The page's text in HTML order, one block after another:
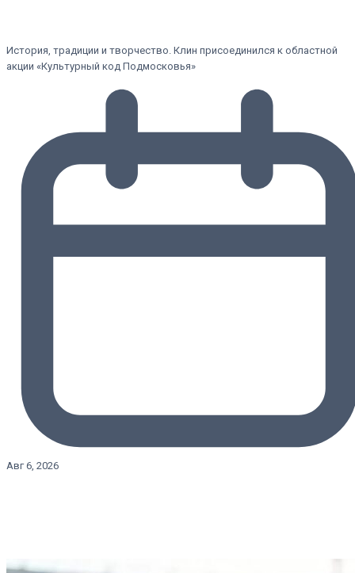
История, традиции и творчество. Клин присоединился к областной
акции «Культурный код Подмосковья»
Авг 6, 2026